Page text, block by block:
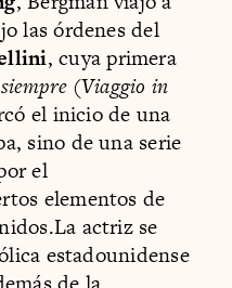
las órdenes del
, cuya primera
(Viaggio in
el inicio de una
sino de una serie
el
elementos de
actriz se
estadounidense